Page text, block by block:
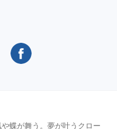
蝶が舞う。夢が叶うクロー